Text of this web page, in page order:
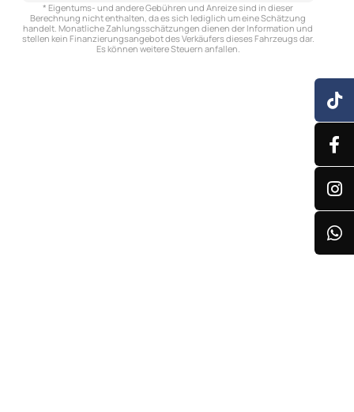
* Eigentums- und andere Gebühren und Anreize sind in dieser
Berechnung nicht enthalten, da es sich lediglich um eine Schätzung
handelt. Monatliche Zahlungsschätzungen dienen der Information und
stellen kein Finanzierungsangebot des Verkäufers dieses Fahrzeugs dar.
Es können weitere Steuern anfallen.